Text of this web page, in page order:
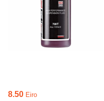
8.50 Eiro